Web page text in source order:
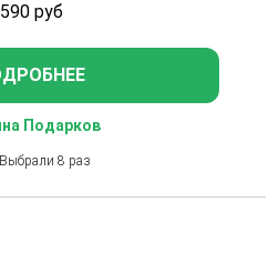
590 руб
Подарков
Выбрали 8 раз